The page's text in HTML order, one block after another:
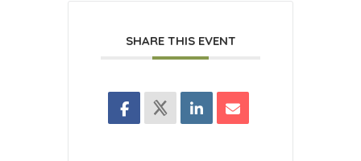
SHARE THIS EVENT